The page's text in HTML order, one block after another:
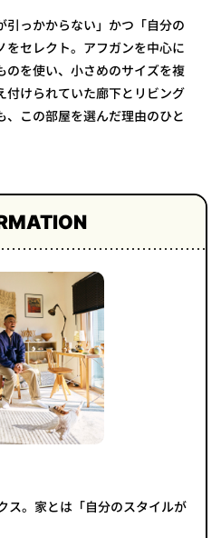
引っかからない」かつ「自分の
をセレクト。アフガンを中心に
のを使い、小さめのサイズを複
付けられていた廊下とリビング
、この部屋を選んだ理由のひと
ス。家とは「自分のスタイルが